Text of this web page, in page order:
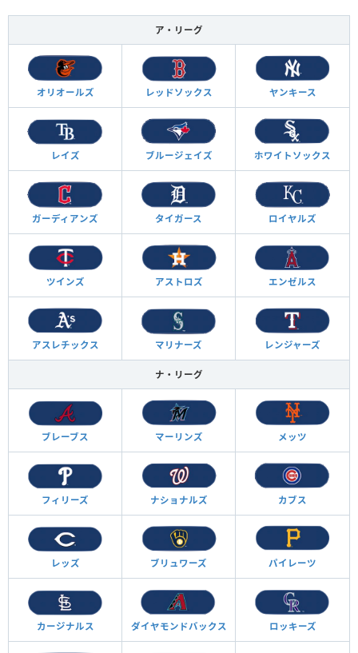
ア・リーグ
オリオールズ レッドソックス ヤンキース
レイズ ブルージェイズ ホワイトソックス
ガーディアンズ タイガース ロイヤルズ
ツインズ アストロズ エンゼルス
アスレチックス マリナーズ レンジャーズ
ナ・リーグ
ブレーブス マーリンズ メッツ
フィリーズ ナショナルズ カブス
レッズ ブリュワーズ パイレーツ
カージナルス ダイヤモンドバックス ロッキーズ